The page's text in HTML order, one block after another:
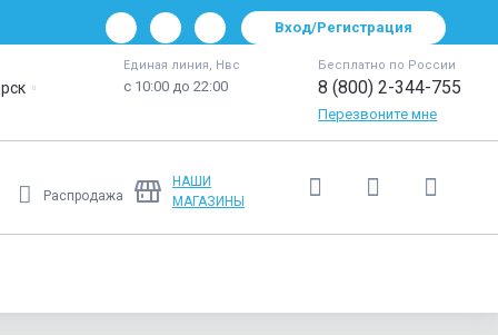
Вход/Регистрация
Единая линия, Нвс
с 10:00 до 22:00
Бесплатно по России
8 (800) 2-344-755
Перезвоните мне
Распродажа
НАШИ
МАГАЗИНЫ